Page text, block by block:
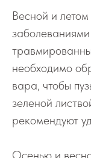
Весной и
необходимо
вара, чтобы
зеленой
рекомендуют